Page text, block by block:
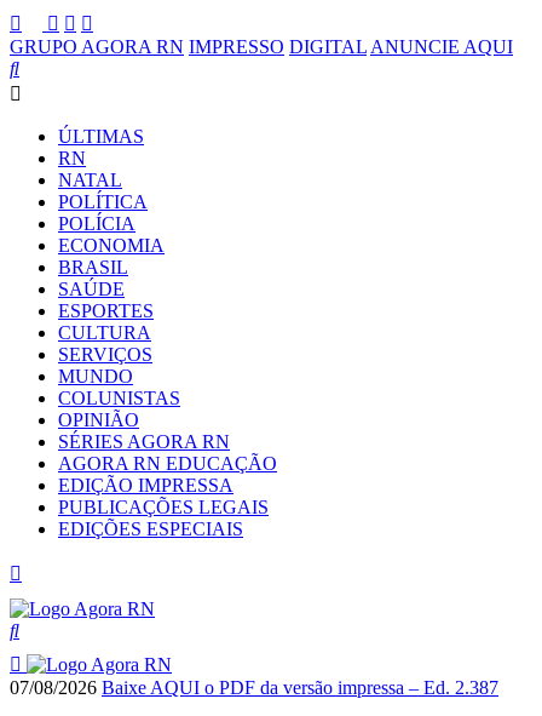
GRUPO AGORA RN IMPRESSO DIGITAL ANUNCIE AQUI
ÚLTIMAS
RN
NATAL
POLÍTICA
POLÍCIA
ECONOMIA
BRASIL
SAÚDE
ESPORTES
CULTURA
SERVIÇOS
MUNDO
COLUNISTAS
OPINIÃO
SÉRIES AGORA RN
AGORA RN EDUCAÇÃO
EDIÇÃO IMPRESSA
PUBLICAÇÕES LEGAIS
EDIÇÕES ESPECIAIS
07/08/2026 Baixe AQUI o PDF da versão impressa – Ed. 2.387